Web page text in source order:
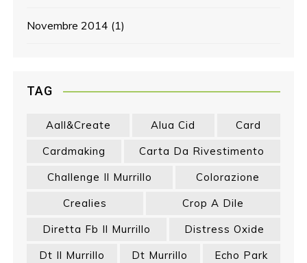
Novembre 2014 (1)
TAG
Aall&create Alua Cid
Card
Cardmaking
Carta Da Rivestimento
Challenge Il Murrillo
Colorazione
Crealies
Crop A Dile
Diretta Fb Il Murrillo
Distress Oxide
Dt Il Murrillo
Dt Murrillo
Echo Park